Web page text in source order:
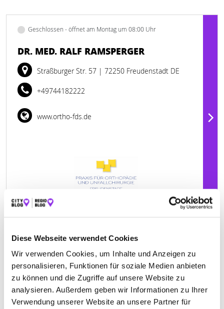
Diese Webseite verwendet Cookies
Wir verwenden Cookies, um Inhalte und Anzeigen zu
personalisieren, Funktionen für soziale Medien anbieten
zu können und die Zugriffe auf unsere Website zu
analysieren. Außerdem geben wir Informationen zu Ihrer
Verwendung unserer Website an unsere Partner für
Geschlossen - öffnet am Montag um 08:00 Uhr
DR. MED. RALF RAMSPERGER
Straßburger Str. 57 | 72250 Freudenstadt DE
+49744182222
www.ortho-fds.de
Jetzt geöffnet
FUSS-VITAL-CENTER GMBH & CO.KG
Loßburger Straße 9| 72250 Freudenstadt DE